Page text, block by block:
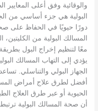
والوقائية وفق أعلى المعايير
البولية هي جزء أساسي من
دورًا حيويًا في الحفاظ على
المسالك البولية من الكليتين،
معًا لتنظيم إخراج البول
يؤدي إلى التهاب المسالك
الجهاز البولي والتناسلي.
أفضل لطرق علاج أمراض
الحيوية أو عبر طرق العلاج
أن صحة المسالك البولية